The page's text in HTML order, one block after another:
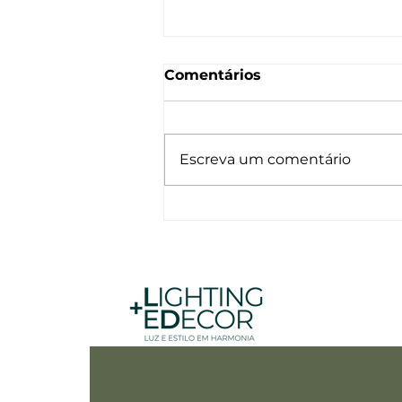
Pendente Ayó
Comentários
Escreva um comentário